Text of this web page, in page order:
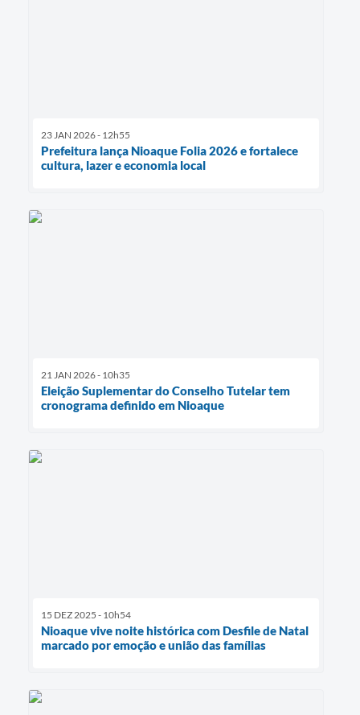
23 JAN 2026 - 12h55
Prefeitura lança Nioaque Folia 2026 e fortalece
cultura, lazer e economia local
21 JAN 2026 - 10h35
Eleição Suplementar do Conselho Tutelar tem
cronograma definido em Nioaque
15 DEZ 2025 - 10h54
Nioaque vive noite histórica com Desfile de Natal
marcado por emoção e união das famílias